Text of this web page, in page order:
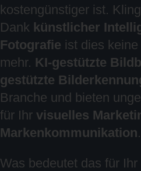
kostengünstiger ist.
Dank künstlicher
Fotografie ist dies
mehr. KI-gestützte
gestützte
Branche und bieten
für Ihr visuelles
Markenkommunikation.
Was bedeutet das für